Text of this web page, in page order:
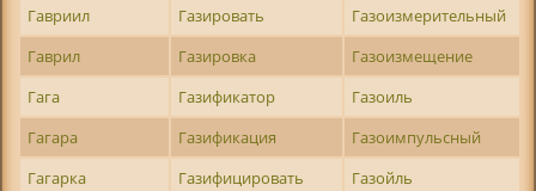
Гавриил
Газировать
Газоизмерительный
Гаврил
Газировка
Газоизмещение
Гага
Газификатор
Газоиль
Гагара
Газификация
Газоимпульсный
Гагарка
Газифицировать
Газойль